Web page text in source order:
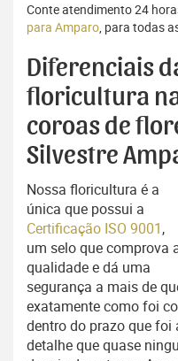
Conte atendimento 24
para Amparo, para todas
Diferenciais
floricultura
coroas de
Silvestre
Nossa floricultura é a
única que possui a
Certificação ISO 9001,
um selo que comprova
qualidade e dá uma
segurança a mais de
exatamente como foi
dentro do prazo que foi
detalhe que quase